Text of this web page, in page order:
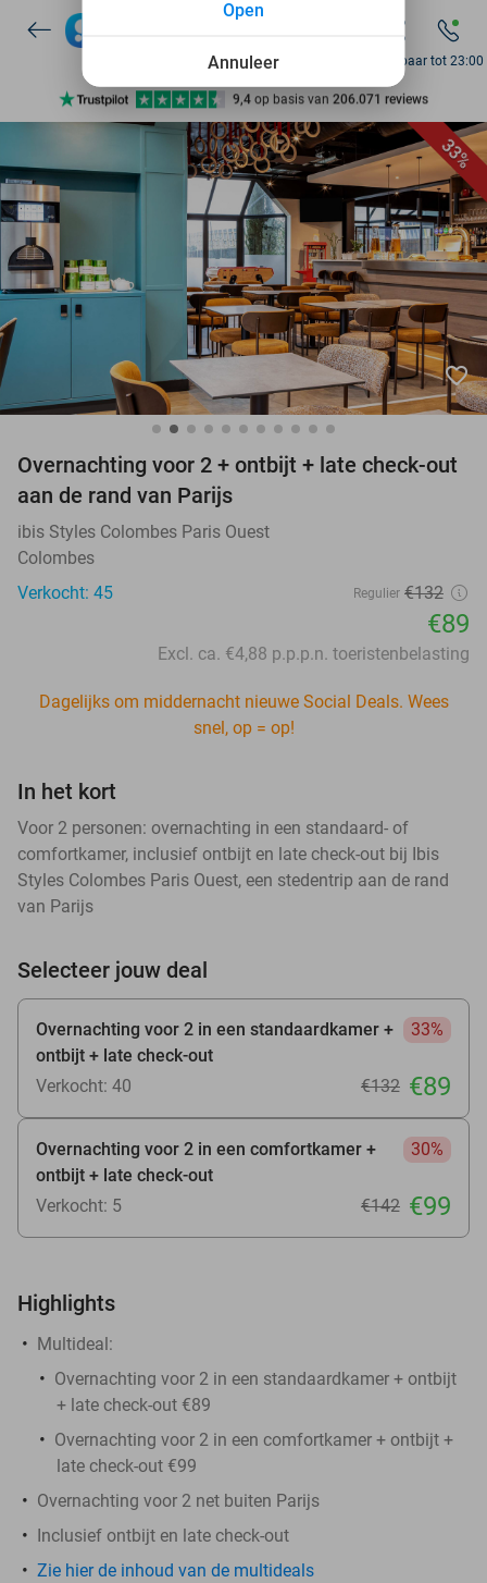
7 dagen per week beschikbaar
10+ miljoen leden
9,4 op basis van 206.071 reviews
Ontdek 15.000+ deals
7 dagen per week beschikbaar
10+ miljoen leden
Bereikbaar tot 23:00
33%
favorite_border
Overnachting voor 2 + ontbijt + late check-out
aan de rand van Parijs
ibis Styles Colombes Paris Ouest
Colombes
Verkocht: 45
Regulier €132
€89
Excl. ca. €4,88 p.p.p.n. toeristenbelasting
Dagelijks om middernacht nieuwe Social Deals. Wees
snel, op = op!
In het kort
Voor 2 personen: overnachting in een standaard- of
comfortkamer, inclusief ontbijt en late check-out bij Ibis
Styles Colombes Paris Ouest, een stedentrip aan de rand
van Parijs
Selecteer jouw deal
Overnachting voor 2 in een standaardkamer +
ontbijt + late check-out
33%
Verkocht: 40 €132 €89
Overnachting voor 2 in een comfortkamer +
ontbijt + late check-out
30%
Verkocht: 5 €142 €99
Highlights
Multideal:
Overnachting voor 2 in een standaardkamer + ontbijt
+ late check-out €89
Overnachting voor 2 in een comfortkamer + ontbijt +
late check-out €99
Overnachting voor 2 net buiten Parijs
Inclusief ontbijt en late check-out
Zie hier de inhoud van de multideals
Annuleer
Open